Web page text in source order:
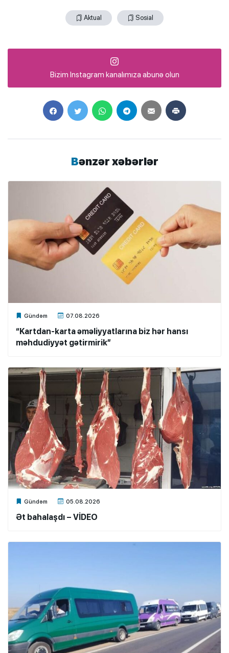
Aktual Sosial
Bizim Instagram kanalımıza abunə olun
Bənzər xəbərlər
Gündəm 07.08.2026
Xalq.Online
“Kartdan-karta əməliyyatlarına biz hər hansı
məhdudiyyət gətirmirik”
Gündəm 05.08.2026
Xalq.Online
Ət bahalaşdı – VİDEO